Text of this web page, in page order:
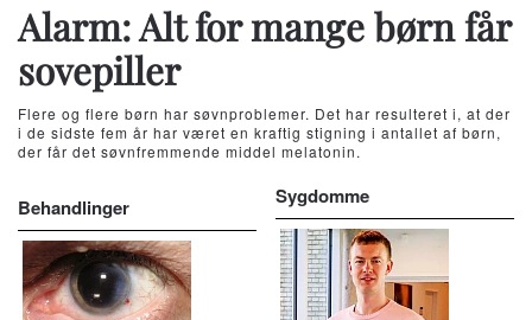
Alarm: Alt for mange børn får
sovepiller
Flere og flere børn har søvnproblemer. Det har resulteret i, at der
i de sidste fem år har været en kraftig stigning i antallet af børn,
der får det søvnfremmende middel melatonin.
Behandlinger Sygdomme